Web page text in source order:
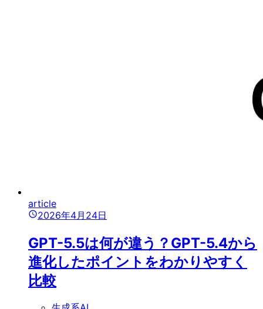
article
2026年4月24日
GPT-5.5は何が違う？GPT-5.4から
進化したポイントをわかりやすく
比較